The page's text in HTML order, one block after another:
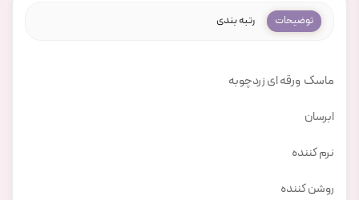
توضیحات رتبه بندی
ماسک ورقه ای زردچوبه
ابرسان
نرم کننده
روشن کننده